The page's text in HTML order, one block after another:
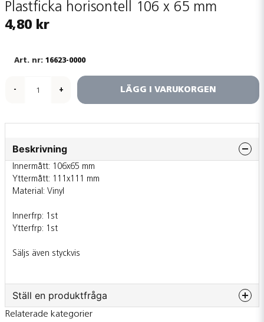
Plastficka horisontell 106 x 65 mm
4,80 kr
16623-0000
- + LÄGG I VARUKORGEN
Beskrivning
Innermått: 106x65 mm
Yttermått: 111x111 mm
Material: Vinyl
Innerfrp: 1st
Ytterfrp: 1st
Säljs även styckvis
Ställ en produktfråga
Relaterade kategorier